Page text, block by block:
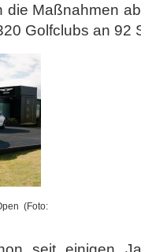
die Maßnahmen
Golfclubs an 92
(Foto: